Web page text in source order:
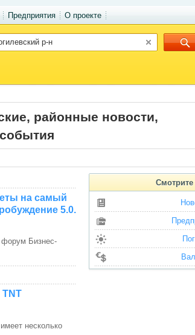
Предприятия О проекте
районные новости,
на самый
5.0.
форум Бизнес-
TNT
несколько
Cмотрите